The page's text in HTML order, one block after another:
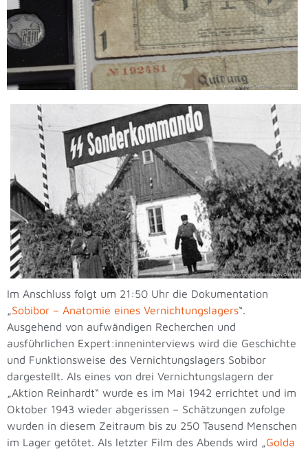
Im Anschluss folgt um 21:50 Uhr die Dokumentation
„Sobibor – Anatomie eines Vernichtungslagers“.
Ausgehend von aufwändigen Recherchen und
ausführlichen Expert:inneninterviews wird die Geschichte
und Funktionsweise des Vernichtungslagers Sobibor
dargestellt. Als eines von drei Vernichtungslagern der
„Aktion Reinhardt“ wurde es im Mai 1942 errichtet und im
Oktober 1943 wieder abgerissen – Schätzungen zufolge
wurden in diesem Zeitraum bis zu 250 Tausend Menschen
im Lager getötet. Als letzter Film des Abends wird „Golda